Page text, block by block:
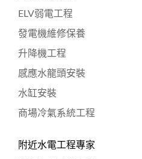
ELV弱電工程
發電機維修保養
升降機工程
感應水龍頭安裝
水缸安裝
商場冷氣系統工程
附近水電工程專家